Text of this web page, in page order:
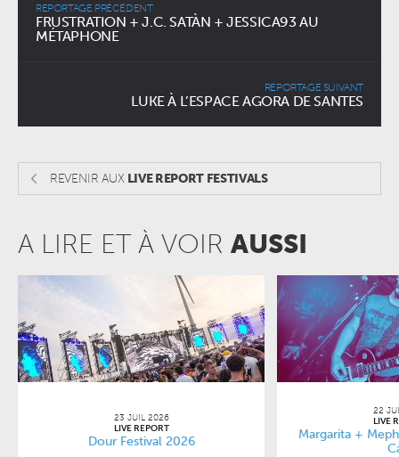
REPORTAGE PRÉCÉDENT
FRUSTRATION + J.C. SATÀN + JESSICA93 AU
MÉTAPHONE
REPORTAGE SUIVANT
LUKE À L’ESPACE AGORA DE SANTES
REVENIR AUX LIVE REPORT FESTIVALS
A LIRE ET À VOIR AUSSI
23 JUIL 2026
LIVE REPORT
Dour Festival 2026
22
LIVE
Margarita +